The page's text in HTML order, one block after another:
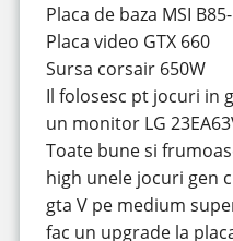
Placa de baza MSI
Placa video GTX 660
Sursa corsair 650W
Il folosesc pt jocuri in
un monitor LG
Toate bune si
high unele jocuri gen
gta V pe medium
fac un upgrade la